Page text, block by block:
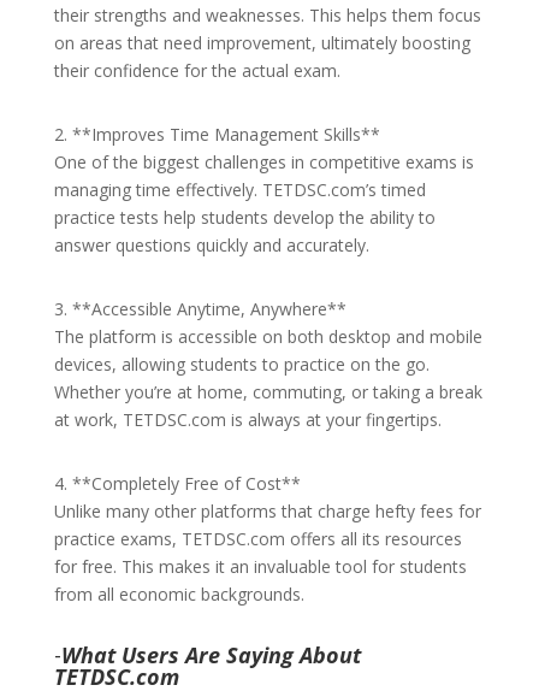
their strengths and weaknesses. This helps them focus
on areas that need improvement, ultimately boosting
their confidence for the actual exam.
2. **Improves Time Management Skills**
One of the biggest challenges in competitive exams is
managing time effectively. TETDSC.com’s timed
practice tests help students develop the ability to
answer questions quickly and accurately.
3. **Accessible Anytime, Anywhere**
The platform is accessible on both desktop and mobile
devices, allowing students to practice on the go.
Whether you’re at home, commuting, or taking a break
at work, TETDSC.com is always at your fingertips.
4. **Completely Free of Cost**
Unlike many other platforms that charge hefty fees for
practice exams, TETDSC.com offers all its resources
for free. This makes it an invaluable tool for students
from all economic backgrounds.
-What Users Are Saying About
TETDSC.com